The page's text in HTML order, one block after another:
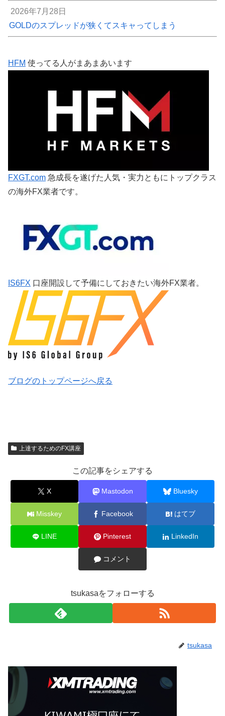
2026年7月28日
GOLDのスプレッドが狭くてスキャってしまう
HFM 使ってる人がまあまあいます
FXGT.com 急成長を遂げた人気・実力ともにトップクラス
の海外FX業者です。
IS6FX 口座開設して予備にしておきたい海外FX業者。
ブログのトップページへ戻る
上達するためのFX講座
この記事をシェアする
X Mastodon Bluesky
Misskey Facebook はてブ
LINE Pinterest LinkedIn
コメント
tsukasaをフォローする
tsukasa